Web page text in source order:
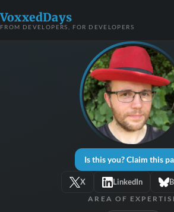
VoxxedDays
FROM DEVELOPERS, FOR DEVELOPERS
Is this you? Claim this
X LinkedIn
AREA OF